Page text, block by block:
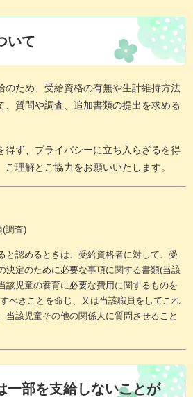
いて
のため、受給資格の有無や生計維持方法
、質問や調査、追加書類の提出を求める
得ず、プライバシーに立ち入らざるを得
理解とご協力をお願いいたします。
(調査)
と認めるときは、受給資格者に対して、受
決定のために必要な事項に関する書類(当該
該児童の養育に必要な費用に関するものを
べきことを命じ、又は当該職員をしてこれ
当該児童その他の関係人に質問させること
一部を支給しないことが